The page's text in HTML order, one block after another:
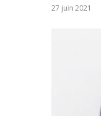
27 juin 2021